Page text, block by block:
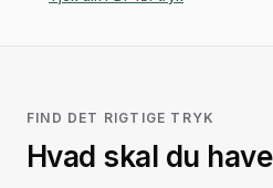
FIND DET RIGTIGE TRYK
Hvad skal du